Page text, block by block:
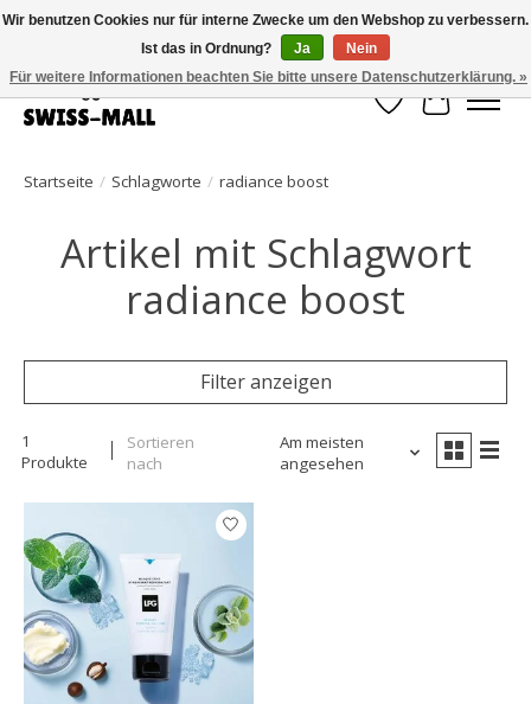
Kostenloser Versand ab CHF 250 – pünktlich und zuverlässig geliefert
Wunschzettel
Ihr
Startseite / Schlagworte / radiance boost
Artikel mit Schlagwort
radiance boost
Filter anzeigen
1
Produkte
Sortieren
nach
Am meisten
angesehen
Wir benutzen Cookies nur für interne Zwecke um den Webshop zu verbessern.
Ist das in Ordnung?
Ja
Nein
Für weitere Informationen beachten Sie bitte unsere Datenschutzerklärung. »